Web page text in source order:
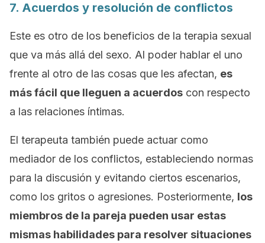
7. Acuerdos y resolución de conflictos
Este es otro de los beneficios de la terapia sexual
que va más allá del sexo. Al poder hablar el uno
frente al otro de las cosas que les afectan, es
más fácil que lleguen a acuerdos con respecto
a las relaciones íntimas.
El terapeuta también puede actuar como
mediador de los conflictos, estableciendo normas
para la discusión y evitando ciertos escenarios,
como los gritos o agresiones. Posteriormente, los
miembros de la pareja pueden usar estas
mismas habilidades para resolver situaciones